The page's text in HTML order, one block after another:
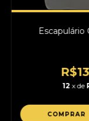
12 x de